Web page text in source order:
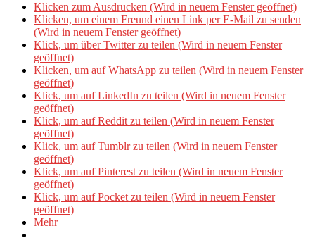
Klicken zum Ausdrucken (Wird in neuem Fenster geöffnet)
Klicken, um einem Freund einen Link per E-Mail zu senden
(Wird in neuem Fenster geöffnet)
Klick, um über Twitter zu teilen (Wird in neuem Fenster
geöffnet)
Klicken, um auf WhatsApp zu teilen (Wird in neuem Fenster
geöffnet)
Klick, um auf LinkedIn zu teilen (Wird in neuem Fenster
geöffnet)
Klick, um auf Reddit zu teilen (Wird in neuem Fenster
geöffnet)
Klick, um auf Tumblr zu teilen (Wird in neuem Fenster
geöffnet)
Klick, um auf Pinterest zu teilen (Wird in neuem Fenster
geöffnet)
Klick, um auf Pocket zu teilen (Wird in neuem Fenster
geöffnet)
Mehr